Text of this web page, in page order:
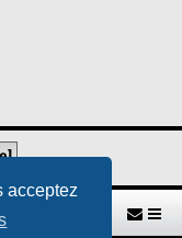
acceptez
forum